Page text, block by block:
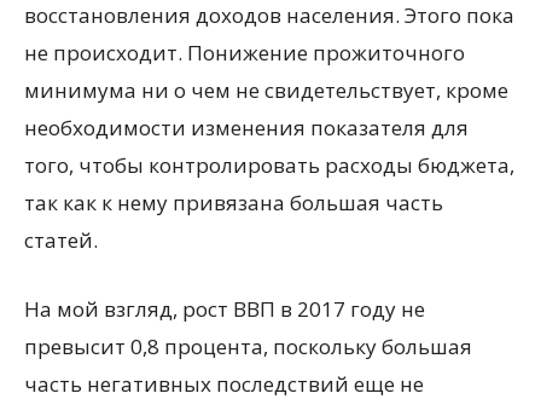
восстановления доходов населения. Этого пока
не происходит. Понижение прожиточного
минимума ни о чем не свидетельствует, кроме
необходимости изменения показателя для
того, чтобы контролировать расходы бюджета,
так как к нему привязана большая часть
статей.
На мой взгляд, рост ВВП в 2017 году не
превысит 0,8 процента, поскольку большая
часть негативных последствий еще не